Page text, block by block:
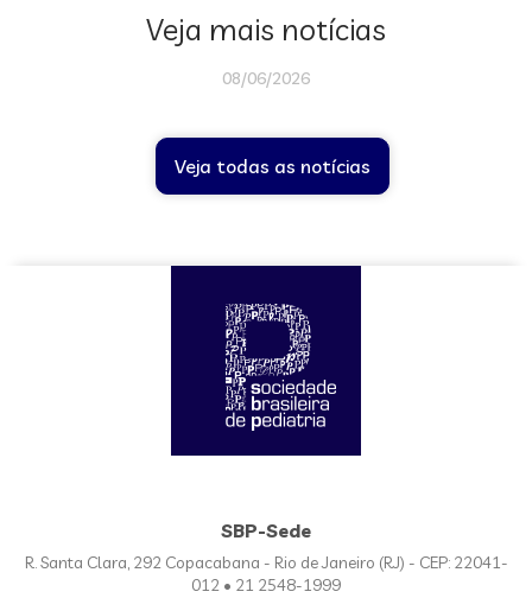
Veja mais notícias
08/06/2026
Veja todas as notícias
SBP-Sede
R. Santa Clara, 292 Copacabana - Rio de Janeiro (RJ) - CEP: 22041-
012 • 21 2548-1999